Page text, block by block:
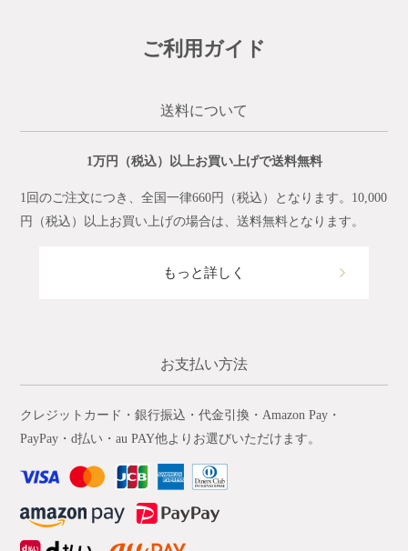
ご利用ガイド
送料について
1万円（税込）以上お買い上げで送料無料
1回のご注文につき、全国一律660円（税込）となります。10,000
円（税込）以上お買い上げの場合は、送料無料となります。
もっと詳しく
お支払い方法
クレジットカード・銀行振込・代金引換・Amazon Pay・
PayPay・d払い・au PAY他よりお選びいただけます。